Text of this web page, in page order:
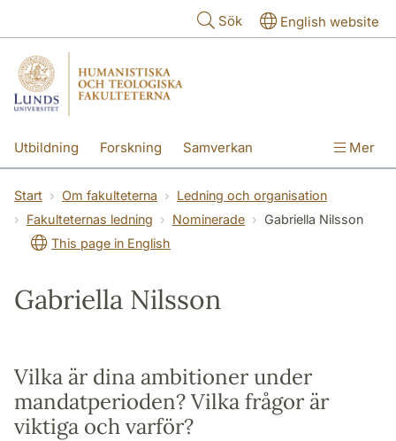
Sök English website
Utbildning Forskning Samverkan Mer
Start Om fakulteterna
Ledning och organisation
Fakulteternas ledning
Nominerade
Gabriella Nilsson
This page in English
Gabriella Nilsson
Vilka är dina ambitioner under
mandatperioden? Vilka frågor är
viktiga och varför?